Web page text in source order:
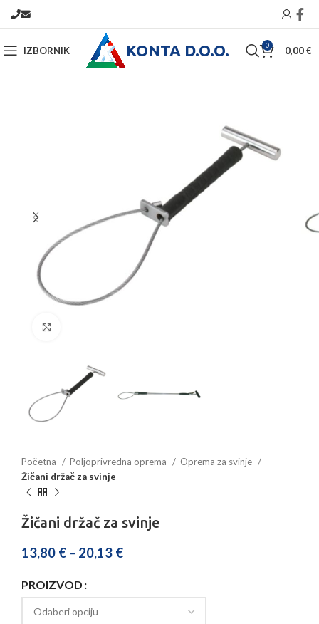
IZBORNIK KONTA D.O.O. 0 0,00€
Početna Poljoprivredna oprema
Oprema za svinje
Žičani držač za svinje
Žičani držač za svinje
13,80 € – 20,13 €
PROIZVOD